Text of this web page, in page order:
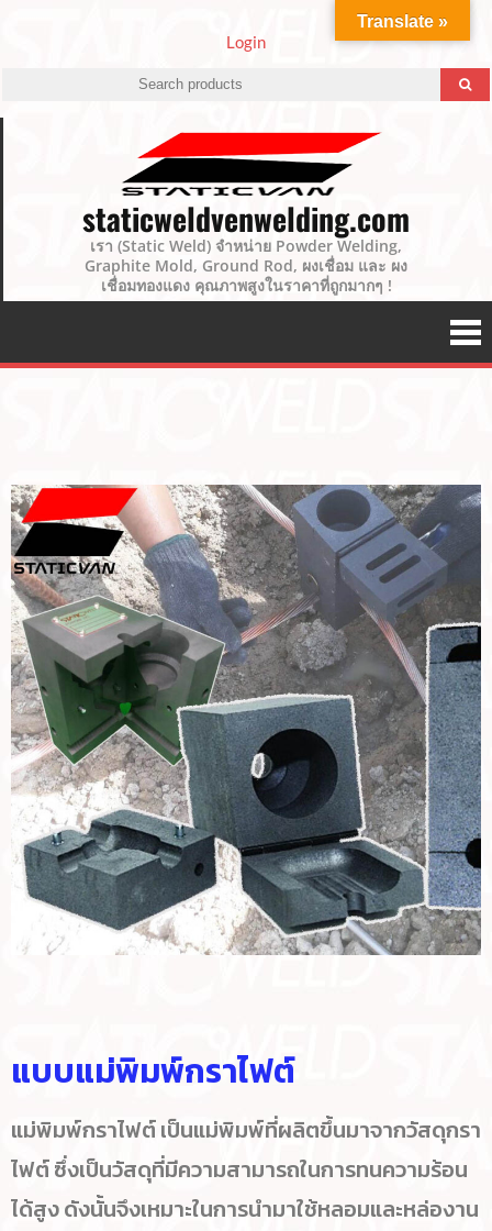
Login
staticweldvenwelding.com
เรา (Static Weld) จำหน่าย Powder Welding,
Graphite Mold, Ground Rod, ผงเชื่อม และ ผง
เชื่อมทองแดง คุณภาพสูงในราคาที่ถูกมากๆ !
แบบแม่พิมพ์กราไฟต์
แม่พิมพ์กราไฟต์ เป็นแม่พิมพ์ที่ผลิตขึ้นมาจากวัสดุกรา
ไฟต์ ซึ่งเป็นวัสดุที่มีความสามารถในการทนความร้อน
ได้สูง ดังนั้นจึงเหมาะในการนำมาใช้หลอมและหล่องาน
Translate »